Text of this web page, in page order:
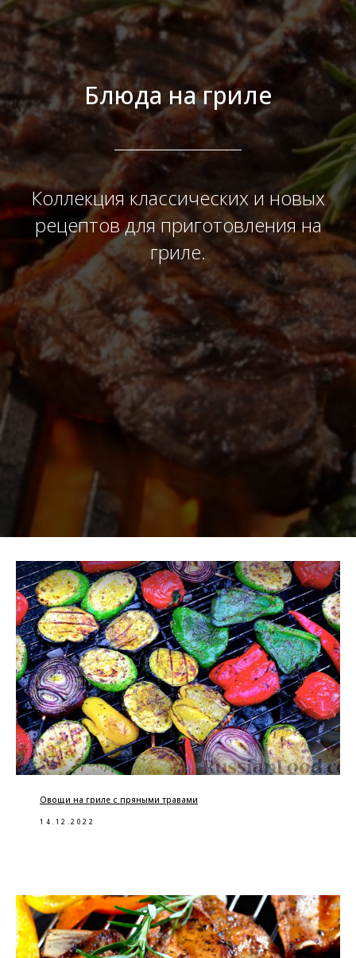
Блюда на гриле
Коллекция классических и новых
рецептов для приготовления на
гриле.
Овощи на гриле с пряными травами
14.12.2022